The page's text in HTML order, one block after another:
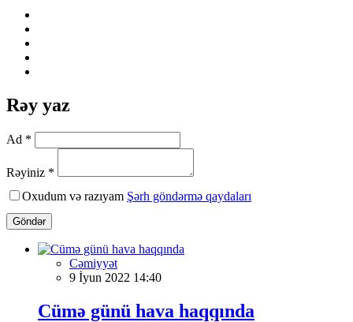
Rəy yaz
Ad *
Rəyiniz *
Oxudum və razıyam Şərh göndərmə qaydaları
Göndər
Cəmiyyət
9 İyun 2022 14:40
Cümə günü hava haqqında